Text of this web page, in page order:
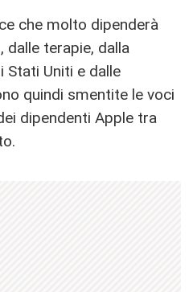
che molto dipenderà
dalle terapie, dalla
Stati Uniti e dalle
quindi smentite le voci
dipendenti Apple tra